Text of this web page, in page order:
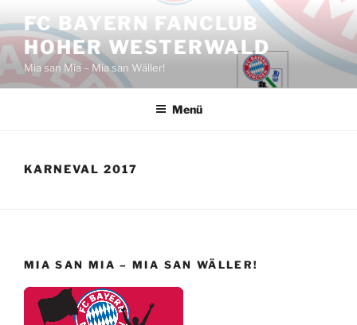
Inhalt
springen
FC BAYERN FANCLUB
HOHER WESTERWALD
Mia san Mia – Mia san Wäller!
Menü
KARNEVAL 2017
MIA SAN MIA – MIA SAN WÄLLER!